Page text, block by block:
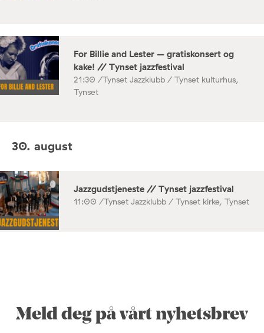
For Billie and Lester – gratiskonsert og
kake! // Tynset jazzfestival
21:30 /Tynset Jazzklubb / Tynset kulturhus,
Tynset
30. august
Jazzgudstjeneste // Tynset jazzfestival
11:00 /Tynset Jazzklubb / Tynset kirke, Tynset
Meld deg på vårt nyhetsbrev